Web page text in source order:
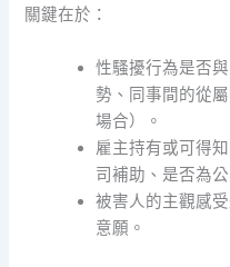
關鍵在於：
性騷擾行為是否
勢、同事間的從
場合）。
雇主持有或可得
司補助、是否為
被害人的主觀感
意願。